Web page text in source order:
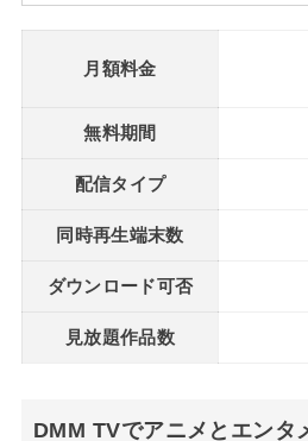
月額料金
無料期間
配信タイプ
同時再生端末数
ダウンロード可否
見放題作品数
DMM TVでアニメとエンタ